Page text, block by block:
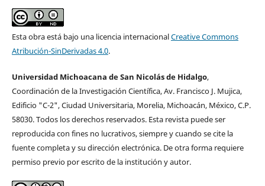
Esta obra está bajo una licencia internacionalCreative Commons
Atribución-SinDerivadas 4.0.
Universidad Michoacana de San Nicolás de Hidalgo,
Coordinación de la Investigación Cientí­fica, Av. Francisco J. Mujica,
Edificio "C-2", Ciudad Universitaria, Morelia, Michoacán, México, C.P.
58030. Todos los derechos reservados. Esta revista puede ser
reproducida con fines no lucrativos, siempre y cuando se cite la
fuente completa y su dirección electrónica. De otra forma requiere
permiso previo por escrito de la institución y autor.